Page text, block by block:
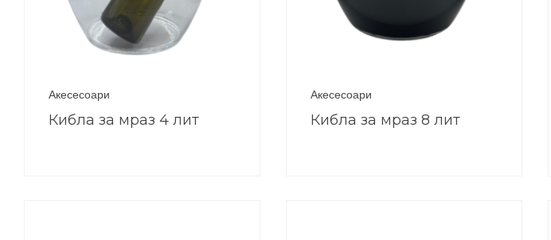
Акесесоари
Кибла за мраз 4 лит
Акесесоари
Кибла за мраз 8 лит